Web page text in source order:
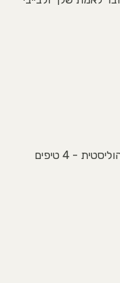
קריאה בכף היד - כירולוגיה הוליסטית - 4 טיפים